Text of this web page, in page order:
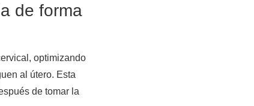
de forma
optimizando
al útero. Esta
de tomar la